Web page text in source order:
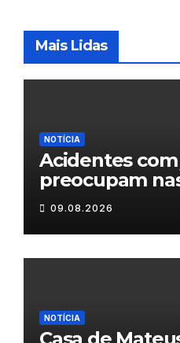
Mais Lidas
NOTÍCIA
Acidentes com
preocupam
Trás-os-Montes
09.08.2026
NOTÍCIA